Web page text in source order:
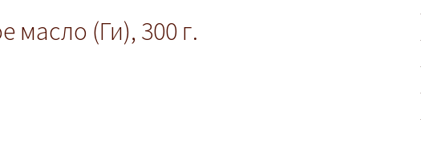
масло (Ги), 300 г.